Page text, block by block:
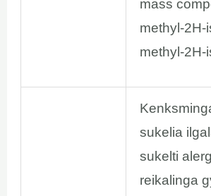
mass
methyl-2H-
methyl-2H-
sukelia
sukelti
reikalinga